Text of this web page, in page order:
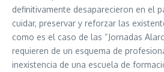
definitivamente desaparecieron en el
cuidar, preservar y reforzar las
como es el caso de las “Jornadas
requieren de un esquema de
inexistencia de una escuela de